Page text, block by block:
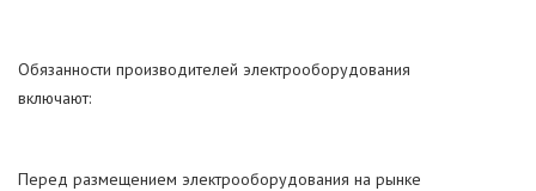
Обязанности производителей электрооборудования
включают:
Перед размещением электрооборудования на рынке